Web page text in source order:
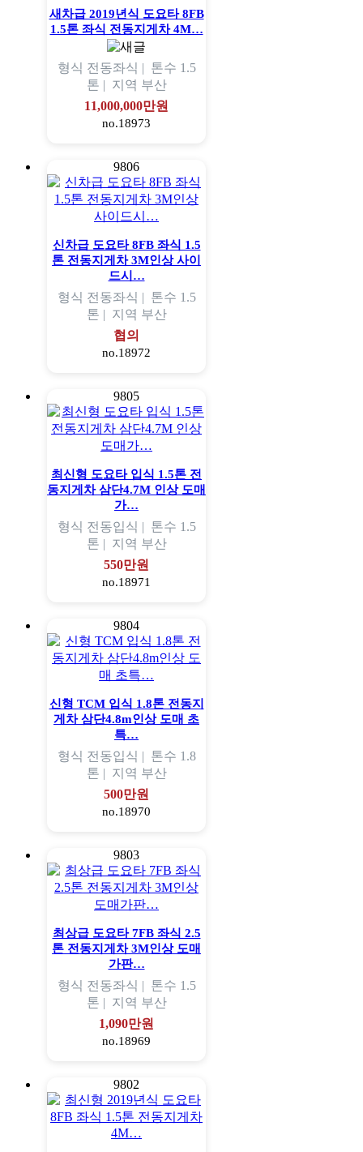
새차급 2019년식 도요타 8FB
1.5톤 좌식 전동지게차 4M…
형식 전동좌식 | 톤수 1.5
톤 | 지역 부산
11,000,000만원
no.18973
9806
신차급 도요타 8FB 좌식 1.5
톤 전동지게차 3M인상 사이
드시…
형식 전동좌식 | 톤수 1.5
톤 | 지역 부산
협의
no.18972
9805
최신형 도요타 입식 1.5톤 전
동지게차 삼단4.7M 인상 도매
가…
형식 전동입식 | 톤수 1.5
톤 | 지역 부산
550만원
no.18971
9804
신형 TCM 입식 1.8톤 전동지
게차 삼단4.8m인상 도매 초
특…
형식 전동입식 | 톤수 1.8
톤 | 지역 부산
500만원
no.18970
9803
최상급 도요타 7FB 좌식 2.5
톤 전동지게차 3M인상 도매
가판…
형식 전동좌식 | 톤수 1.5
톤 | 지역 부산
1,090만원
no.18969
9802